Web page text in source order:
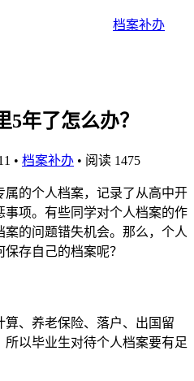
档案补办
年了怎么办？
• 档案补办 • 阅读 1475
的个人档案，记录了从高中开
项。有些同学对个人档案的作
的问题错失机会。那么，个人
存自己的档案呢？
、养老保险、落户、出国留
以毕业生对待个人档案要有足